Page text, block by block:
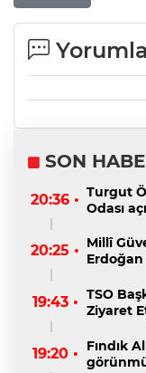
SON
20:36 • Turgut
Odası
20:25 • Millî
Erdoğan
19:43 • TSO
Ziyaret
19:20 •
Fındık